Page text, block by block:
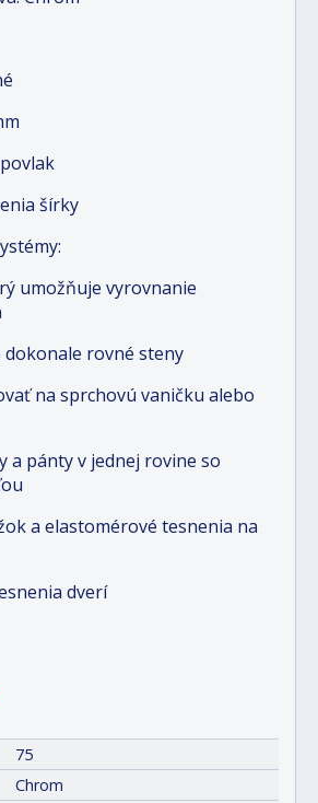
šírky
umožňuje vyrovnanie
rovné steny
na sprchovú vaničku alebo
a pánty v jednej rovine so
a elastomérové tesnenia na
dverí
75
Chrom